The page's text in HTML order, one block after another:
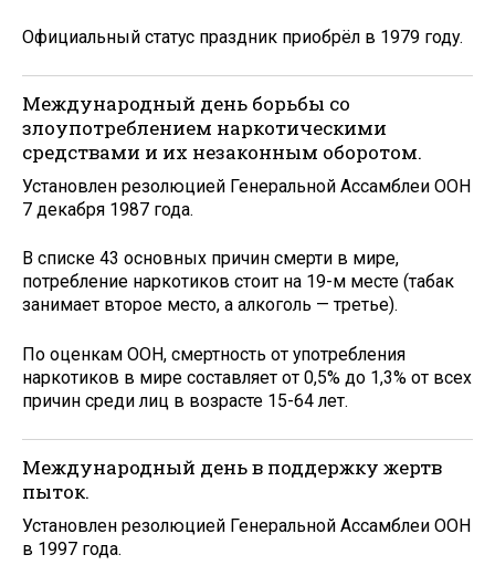
Официальный статус праздник приобрёл в 1979 году.
Международный день борьбы со
злоупотреблением наркотическими
средствами и их незаконным оборотом.
Установлен резолюцией Генеральной Ассамблеи ООН
7 декабря 1987 года.
В списке 43 основных причин смерти в мире,
потребление наркотиков стоит на 19-м месте (табак
занимает второе место, а алкоголь — третье).
По оценкам ООН, смертность от употребления
наркотиков в мире составляет от 0,5% до 1,3% от всех
причин среди лиц в возрасте 15-64 лет.
Международный день в поддержку жертв
пыток.
Установлен резолюцией Генеральной Ассамблеи ООН
в 1997 года.